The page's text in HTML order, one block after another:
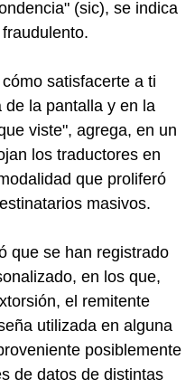
(sic), se indica
satisfacerte a ti
de la pantalla y en la
viste", agrega, en un
los traductores en
que proliferó
masivos.
que se han registrado
en los que,
el remitente
utilizada en alguna
posiblemente
de datos de distintas